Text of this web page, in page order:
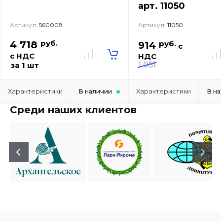
Артикул: 560008
4 718 руб.
с НДС
за 1 шт
Характеристики В наличии
арт. 11050
Артикул: 11050
914 руб. с
НДС
1 051
Характеристики В
Среди наших клиентов